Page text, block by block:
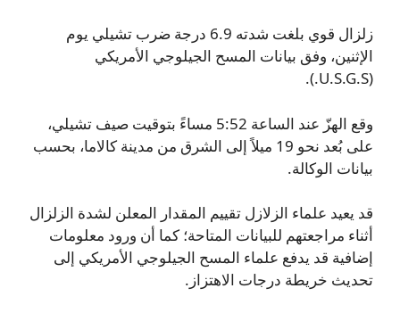
زلزال قوي بلغت شدته 6.9 درجة ضرب تشيلي يوم
الإثنين، وفق بيانات المسح الجيلوجي الأمريكي
(U.S.G.S.).
وقع الهزّ عند الساعة 5:52 مساءً بتوقيت صيف تشيلي،
على بُعد نحو 19 ميلاً إلى الشرق من مدينة كالاما، بحسب
بيانات الوكالة.
قد يعيد علماء الزلازل تقييم المقدار المعلن لشدة الزلزال
أثناء مراجعتهم للبيانات المتاحة؛ كما أن ورود معلومات
إضافية قد يدفع علماء المسح الجيلوجي الأمريكي إلى
تحديث خريطة درجات الاهتزاز.